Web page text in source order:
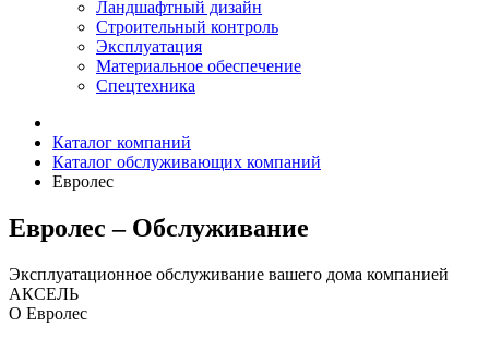
Ландшафтный дизайн
Строительный контроль
Эксплуатация
Материальное обеспечение
Спецтехника
Каталог компаний
Каталог обслуживающих компаний
Евролес
Евролес – Обслуживание
Эксплуатационное обслуживание вашего дома компанией
АКСЕЛЬ
О Евролес